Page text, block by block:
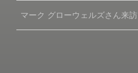
マーク グローウェルズさん来訪